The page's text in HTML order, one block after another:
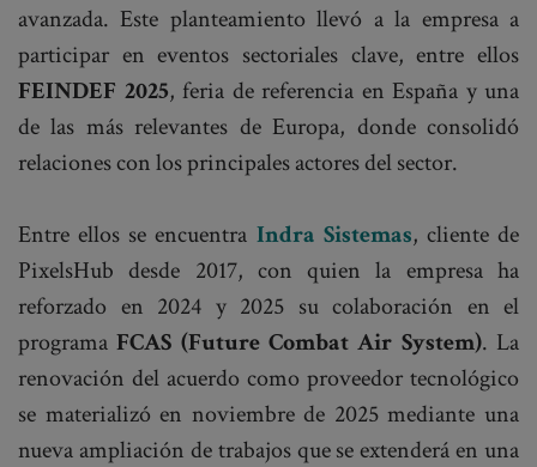
avanzada. Este planteamiento llevó a la empresa a
participar en eventos sectoriales clave, entre ellos
FEINDEF 2025, feria de referencia en España y una
de las más relevantes de Europa, donde consolidó
relaciones con los principales actores del sector.
Entre ellos se encuentra Indra Sistemas, cliente de
PixelsHub desde 2017, con quien la empresa ha
reforzado en 2024 y 2025 su colaboración en el
programaFCAS (Future Combat Air System). La
renovación del acuerdo como proveedor tecnológico
se materializó en noviembre de 2025 mediante una
nueva ampliación de trabajos que se extenderá en una